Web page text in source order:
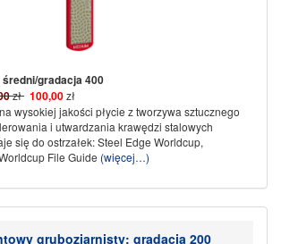
gradacja 400
zł 100,00zł
wysokiej jakości płycie z tworzywa sztucznego
i utwardzania krawędzi stalowych
się do ostrzałek: Steel Edge Worldcup,
File Guide (więcej…)
gruboziarnisty: gradacja 200